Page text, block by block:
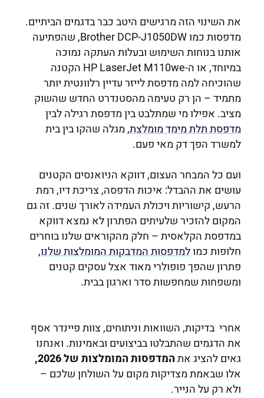
את השינוי הזה מרגישים היטב כבר בדגמים הביתיים.
מדפסות כמו Brother DCP-J1050DW, שהפתיעה
אותנו בנוחות השימוש ובעלות העתקה נמוכה
במיוחד, או ה-HP LaserJet M110we הקטנה
שהוכיחה למה מדפסת לייזר עדיין רלוונטית יותר
מתמיד – הן רק טעימה מהסטנדרט החדש שהשוק
מציב. אפילו מי שמתלבט בין מדפסת רגילה לבין
מדפסת תלת מימד מומלצת,מגלה שהקו בין בית
למשרד הפך דק מאי פעם.
ועם כל המבחר העצום, דווקא הניואנסים הקטנים
עושים את ההבדל: איכות הדפסה, צריכת דיו, רמת
הרעש, קישוריות ויכולת העמידה לאורך שנים. זה גם
המקום להזכיר שלעיתים הפתרון לא נמצא דווקא
במדפסת הקלאסית – חלק מהקוראים שלנו בוחרים
חלופות כמולמדפסות המדבקות המומלצות שלנו,
פתרון שהפך פופולרי מאוד אצל עסקים קטנים
ומשפחות שמחפשות סדר וארגון בבית.
אחרי בדיקות, השוואות וניתוחים, צוות פיינדר אסף
את הדגמים שהתבלטו בביצועים ובאמינות. ואנחנו
גאים להציג אתהמדפסות המומלצות של 2026,
אלו שבאמת מצדיקות מקום על השולחן שלכם –
ולא רק על הנייר.